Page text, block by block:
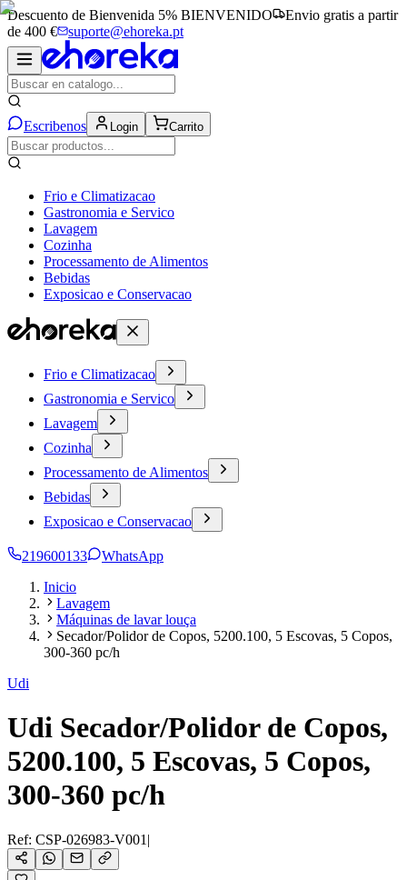
Descuento de Bienvenida 5% BIENVENIDO
Envio gratis a partir
de 400 €
suporte@ehoreka.pt
Escribenos Login Carrito
Frio e Climatizacao
Gastronomia e Servico
Lavagem
Cozinha
Processamento de Alimentos
Bebidas
Exposicao e Conservacao
Frio e Climatizacao
Gastronomia e Servico
Lavagem
Cozinha
Processamento de Alimentos
Bebidas
Exposicao e Conservacao
219600133
WhatsApp
Inicio
Lavagem
Máquinas de lavar louça
Secador/Polidor de Copos, 5200.100, 5 Escovas, 5 Copos,
300-360 pc/h
Udi
Udi Secador/Polidor de Copos,
5200.100, 5 Escovas, 5 Copos,
300-360 pc/h
Ref: CSP-026983-V001 |